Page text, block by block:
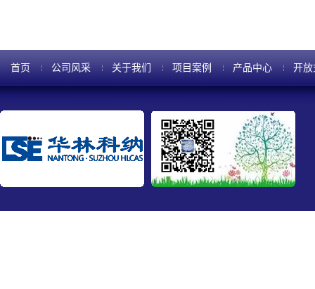
首页 公司风采 关于我们 项目案例 产品中心 开放